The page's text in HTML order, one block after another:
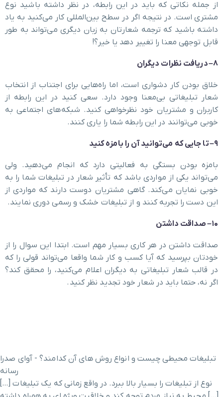
از جمله نکاتی که باید در این رابطه، در نظر داشته باشید نوع
مشتری است. در نتیجه اگر در سطح بین‌المللی کار می‌کنید به یاد
داشته باشید که ترجمه شعارتان به زبان دیگری می‌تواند به طور
قابل ‌توجهی معنا را تغییر دهد یا خیر؟!
۸–دریافت نظرات دیگران
خلاق بودن کار دشواری است، اما راه‌هایی برای اجتناب از انتخاب
شعار تبلیغاتی بی‌معنا وجود دارد. سعی کنید در این رابطه از
کاربران و مشتریان خود نظرخواهی کنید. شبکه‌های اجتماعی به
خوبی می‌توانند در این رابطه شما را یاری کنند.
۹–تا جایی که می‌توانید آن را بامزه کنید
بامزه بودن بستگی به فعالیتی دارد که انجام می‌دهید. ولی
می‌تواند یکی از مواردی باشد که تأثیر شعار در تبلیغات شما را به
خوبی نمایان می‌کند. گاهی مشتریان دوست دارند که مواردی از
این دست را تجربه کنند و از تبلیغات خشک و رسمی دوری نمایند.
۱۰–صداقت داشتن
صداقت داشتن در هر کاری بسیار مهم است. ابتدا این سوال را از
خودتان بپرسید که آیا کسب ‌و کار شما واقعا می‌تواند قولی را که
در قالب شعار تبلیغاتی به دیگران اعلام می‌کنید، را محقق کند؟
اگر نه، حتما باید در شعار خود تجدید نظر کنید.
تبلیغات محیطی چیست و انواع روش های آن کدامند؟ - آوای صدرا
رسانه
[…] نوع از تبلیغات را بسیار بالا ببرد. در واقع زمانی که یک تبلیغات